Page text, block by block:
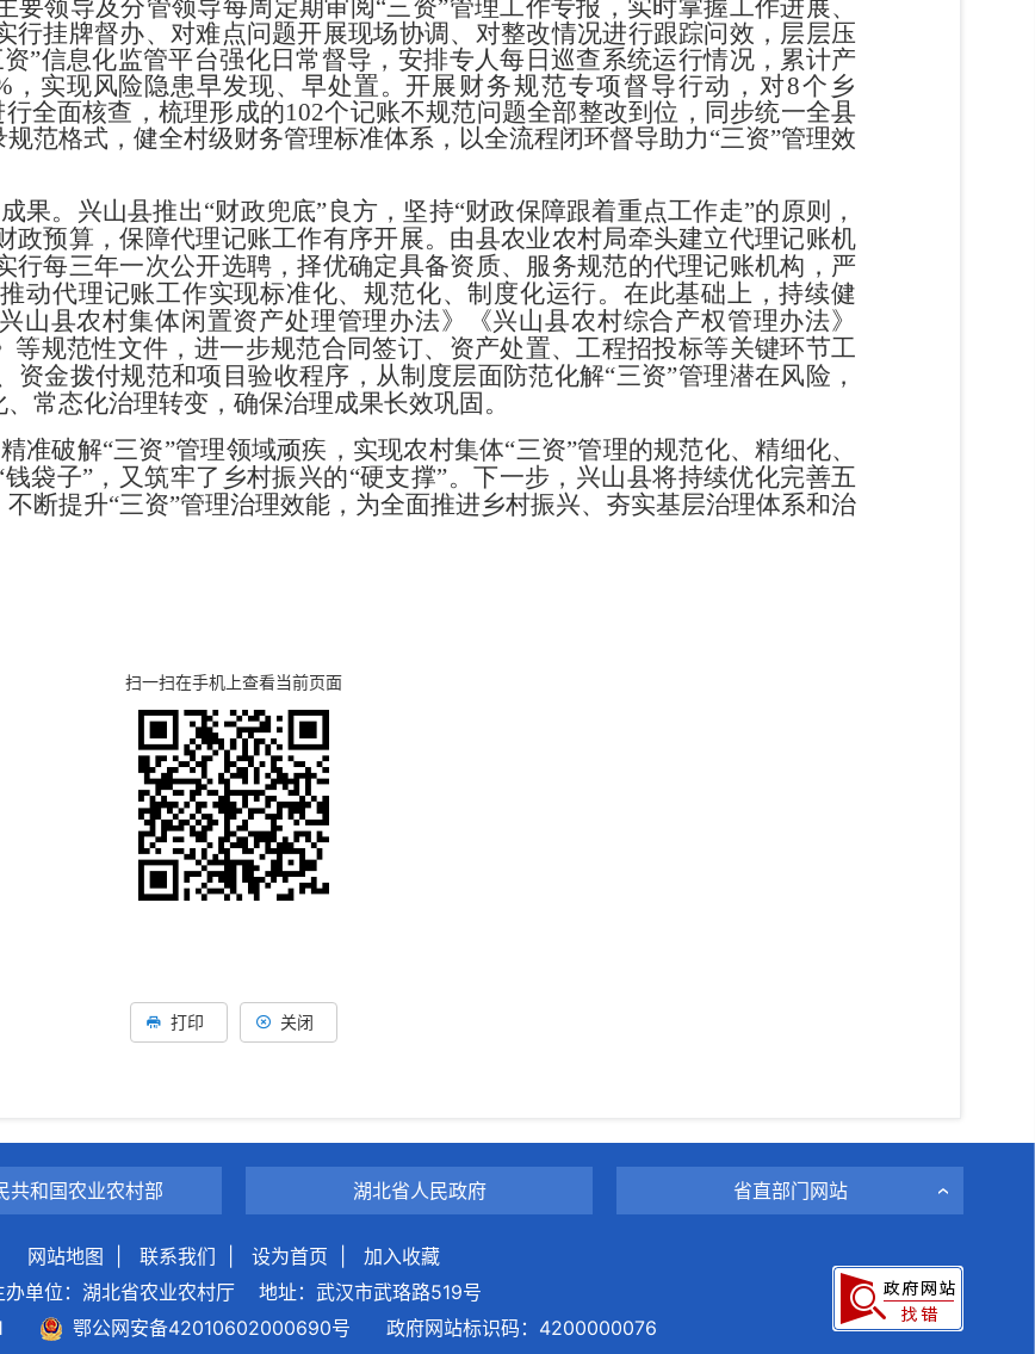
要领导及分管领导每周定期审阅“三资”管理工作专报， 实时掌握工作进展、
行挂牌督办、对难点问题开展现场协调、对整改情况进行跟踪问效，层层压
”信息化监管平台强化日常督导，安排专人每日巡查系统运行情况， 累计产
，实现风险隐患早发现、早处置。开展财务规范专项督导行动，对8个乡
全面核查，梳理形成的102个记账不规范问题全部整改到位，同步统一全县
规范格式，健全村级财务管理标准体系，以全流程闭环督导助力“三资”管理效
果。 兴山县推出“财政兜底”良方，坚持“财政保障跟着重点工作走”的原则 ，
预算，保障代理记账工作有序开展。 由县农业农村局牵头建立代理记账机
行每三年一次公开选聘，择优确定具备资质、服务规范的代理记账机构，严
动代理记账工作实现标准化、规范化、制度化运行。在此基础上，持续健
山县农村集体闲置资产处理管理办法》《兴山县农村综合产权管理办法》
等规范性文件，进一步规范合同签订、 资产处置、工程招投标等关键环节工
资金拨付规范和项目验收程序，从制度层面防范化解“三资”管理潜在风险，
常态化治理转变，确保治理成果长效巩固。
准破解“三资”管理领域顽疾，实现农村集体“三资”管理的规范化、精细化、
钱袋子” ，又筑牢了乡村振兴的“硬支撑”。下一步，兴山县将持续优化完善五
不断提升“三资”管理治理效能，为全面推进乡村振兴、夯实基层治理体系和治
扫一扫在手机上查看当前页面
打印 关闭
共和国农业农村部 湖北省人民政府 省直部门网站
网站地图 联系我们 设为首页
加入收藏
办单位：湖北省农业农村厅
地址：武汉市武珞路519号
鄂公网安备42010602000690号 政府网站标识码：4200000076